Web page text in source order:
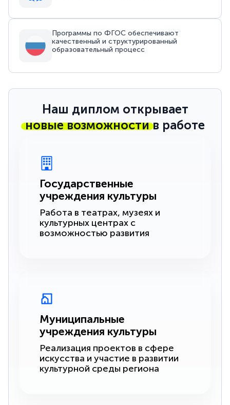
Программы по ФГОС обеспечивают
качественный и структурированный
образовательный процесс
Наш диплом открывает
новые возможностив работе
Государственные
учреждения культуры
Работа в театрах, музеях и
культурных центрах с
возможностью развития
Муниципальные
учреждения культуры
Реализация проектов в сфере
искусства и участие в развитии
культурной среды региона